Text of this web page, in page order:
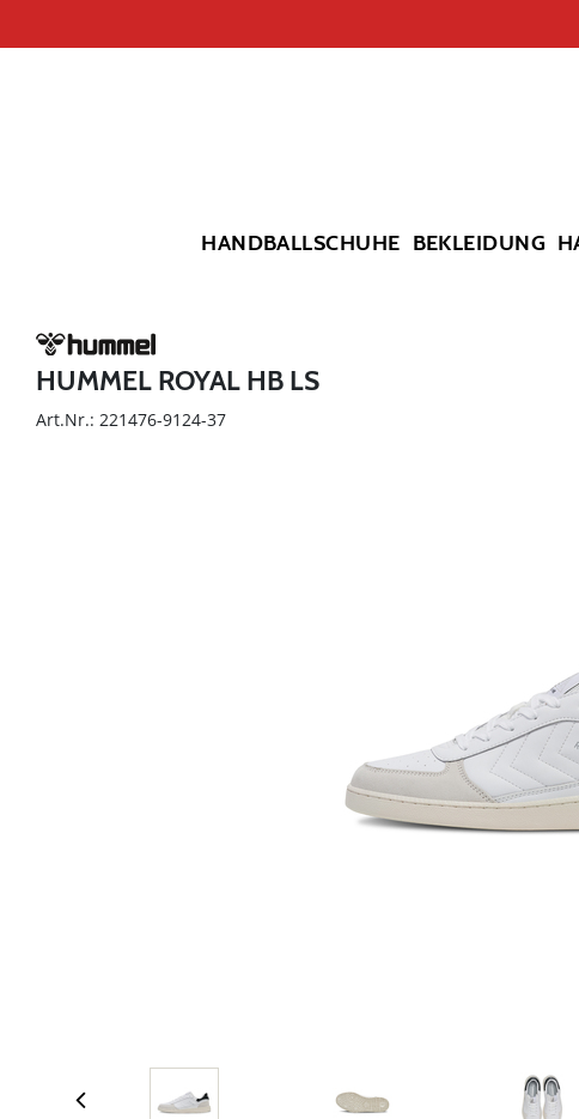
HANDBALLSCHUHE BEKLEIDUNG
HUMMEL ROYAL HB LS
Art.Nr.: 221476-9124-37